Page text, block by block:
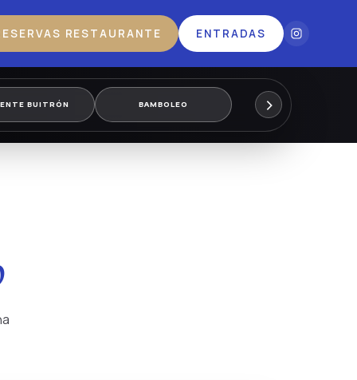
RESTAURANTE ENTRADAS
BUITRÓN BAMBOLEO ›